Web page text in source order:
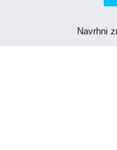
Navrhni